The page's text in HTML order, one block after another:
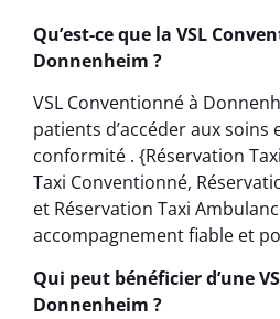
Qu’est-ce que la VSL
Donnenheim ?
VSL Conventionné à
patients d’accéder aux
conformité . {Réservation
Taxi Conventionné,
et Réservation Taxi
accompagnement fiable et
Qui peut bénéficier d’une
Donnenheim ?